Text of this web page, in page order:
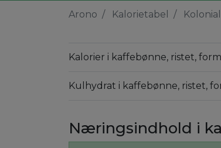
Arono Kalorietabel Kolonial
Kalorier i kaffebønne, ristet,
Kulhydrat i kaffebønne, ristet,
Næringsindhold i